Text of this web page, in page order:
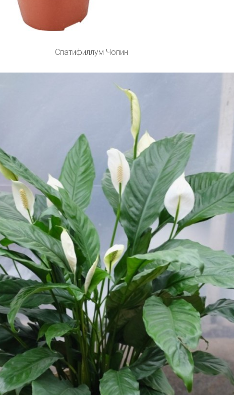
Спатифиллум Чопин